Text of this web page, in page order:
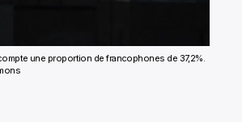
une proportion de francophones de 37,2%.